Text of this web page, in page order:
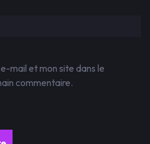
mail et mon site dans le
commentaire.